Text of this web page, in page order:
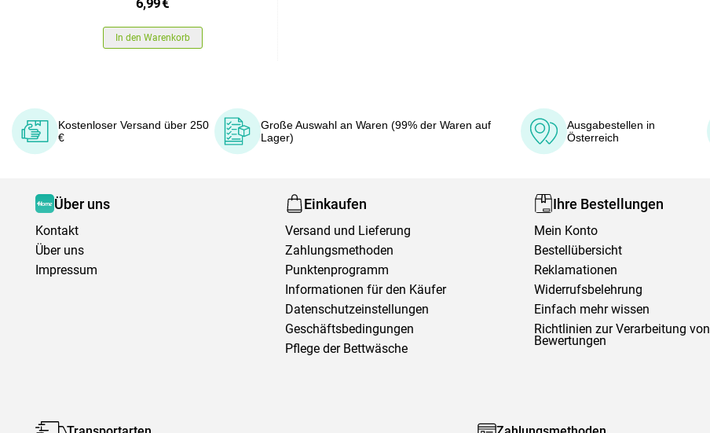
In den Warenkorb
Kostenloser Versand über 250
€
Große Auswahl an Waren (99% der Waren auf
Lager)
Ausgabestellen in
Österreich
Über uns
Kontakt
Über uns
Impressum
Einkaufen
Versand und Lieferung
Zahlungsmethoden
Punktenprogramm
Informationen für den Käufer
Datenschutzeinstellungen
Geschäftsbedingungen
Pflege der Bettwäsche
Ihre Bestellungen
Mein Konto
Bestellübersicht
Reklamationen
Widerrufsbelehrung
Einfach mehr wissen
Richtlinien zur Verarbeitung von
Bewertungen